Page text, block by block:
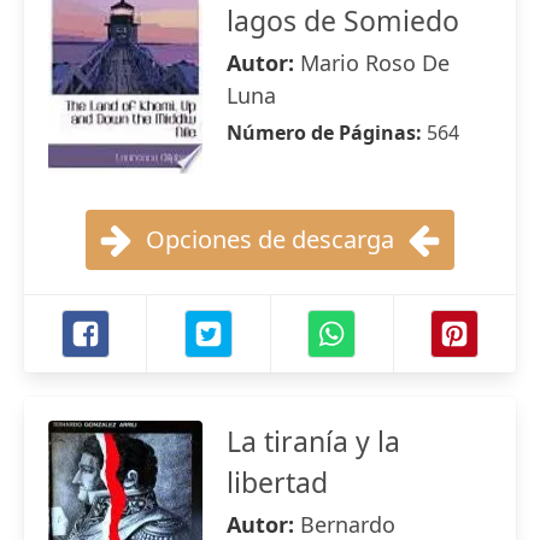
lagos de Somiedo
Autor: Mario Roso De
Luna
Número de Páginas: 564
Opciones de descarga
La tiranía y la
libertad
Autor: Bernardo